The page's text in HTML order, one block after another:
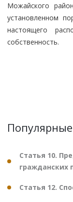
Можайского
установленном
настоящего
собственность.
Популярные
Статья 10.
гражданских
Статья 12.